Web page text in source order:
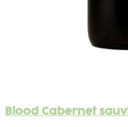
Blood Cabernet